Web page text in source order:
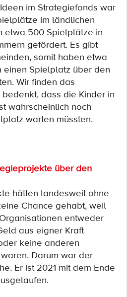
im Strategiefonds war
im ländlichen
etwa 500 Spielplätze in
gefördert. Es gibt
somit haben etwa
einen Spielplatz über den
Wir finden das
dass die Kinder in
wahrscheinlich noch
warten müssten.
über den
hätten landesweit ohne
Chance gehabt, weil
entweder
aus eigner Kraft
keine anderen
Darum war der
Er ist 2021 mit dem Ende